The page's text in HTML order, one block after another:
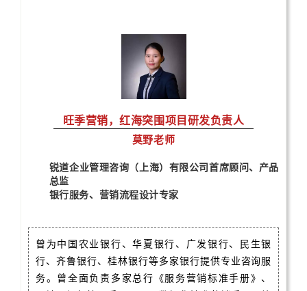
旺季营销，红海突围项目研发负责人
莫野老师
锐道企业管理咨询（上海）有限公司首席顾问、产品
总监
银行服务、营销流程设计专家
曾为中国农业银行、华夏银行、广发银行、民生银
行、齐鲁银行、桂林银行等多家银行提供专业咨询服
务。曾全面负责多家总行《服务营销标准手册》、